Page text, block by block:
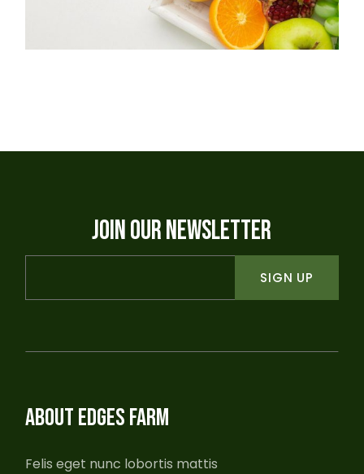
JOIN OUR NEWSLETTER
SIGN UP
ABOUT EDGES FARM
Felis eget nunc lobortis mattis